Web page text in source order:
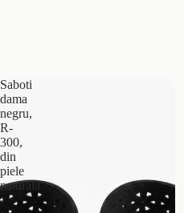
Saboti
dama
negru,
R-
300,
din
piele
naturala